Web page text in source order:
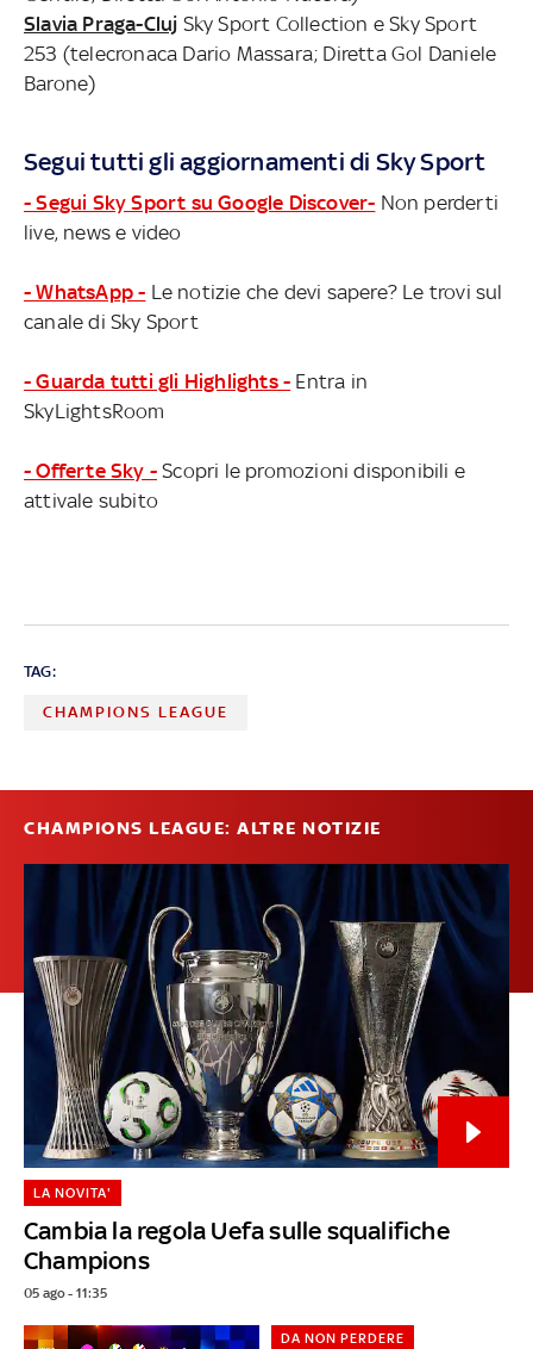
Slavia Praga-Cluj Sky Sport Collection e Sky Sport
253 (telecronaca Dario Massara; Diretta Gol Daniele
Barone)
Segui tutti gli aggiornamenti di Sky Sport
- Segui Sky Sport su Google Discover- Non perderti
live, news e video
- WhatsApp - Le notizie che devi sapere? Le trovi sul
canale di Sky Sport
- Guarda tutti gli Highlights - Entra in
SkyLightsRoom
- Offerte Sky - Scopri le promozioni disponibili e
attivale subito
TAG:
CHAMPIONS LEAGUE
CHAMPIONS LEAGUE: ALTRE NOTIZIE
Cambia la regola Uefa sulle squalifiche
Champions
LA NOVITA'
05 ago - 11:35
DA NON PERDERE